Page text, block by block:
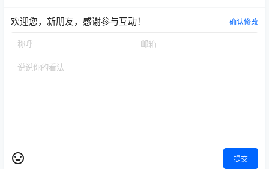
欢迎您，新朋友，感谢参与互动！ 确认修改
提交